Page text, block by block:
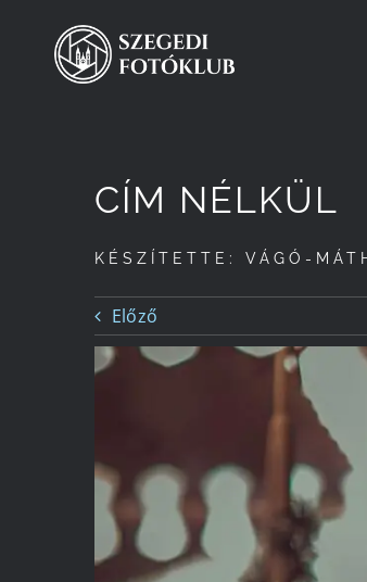
Kihagyás
CÍM NÉLKÜL
KÉSZÍTETTE: VÁGÓ-
Előző